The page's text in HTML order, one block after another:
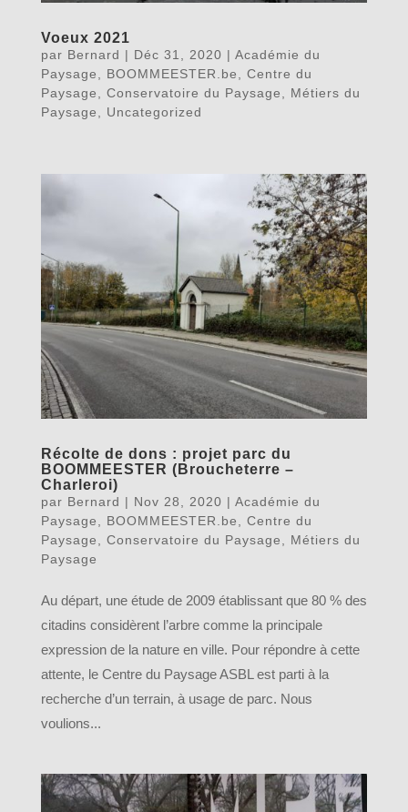
Voeux 2021
par Bernard | Déc 31, 2020 | Académie du
Paysage
BOOMMEESTER.be
Centre du
Paysage
Conservatoire du Paysage
Métiers du
Paysage
Uncategorized
Récolte de dons : projet parc du
BOOMMEESTER (Broucheterre –
Charleroi)
par Bernard | Nov 28, 2020 | Académie du
Paysage
BOOMMEESTER.be
Centre du
Paysage
Conservatoire du Paysage
Métiers du
Paysage
Au départ, une étude de 2009 établissant que 80 % des
citadins considèrent l’arbre comme la principale
expression de la nature en ville. Pour répondre à cette
attente, le Centre du Paysage ASBL est parti à la
recherche d’un terrain, à usage de parc. Nous
voulions...